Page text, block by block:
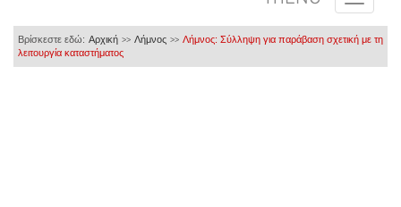
Βρίσκεστε εδώ: Αρχική >> Λήμνος >> Λήμνος: Σύλληψη για παράβαση σχετική με τη
λειτουργία καταστήματος